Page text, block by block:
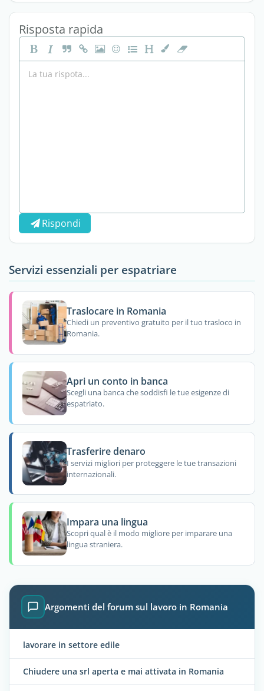
Risposta rapida
Rispondi
Servizi essenziali per espatriare
Traslocare in Romania
Chiedi un preventivo gratuito per il tuo trasloco in
Romania.
Apri un conto in banca
Scegli una banca che soddisfi le tue esigenze di
espatriato.
Trasferire denaro
I servizi migliori per proteggere le tue transazioni
internazionali.
Impara una lingua
Scopri qual è il modo migliore per imparare una
lingua straniera.
Argomenti del forum sul lavoro in Romania
lavorare in settore edile
Chiudere una srl aperta e mai attivata in Romania